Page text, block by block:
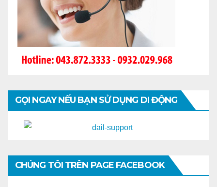
GỌI NGAY NẾU BẠN SỬ DỤNG DI ĐỘNG
CHÚNG TÔI TRÊN PAGE FACEBOOK